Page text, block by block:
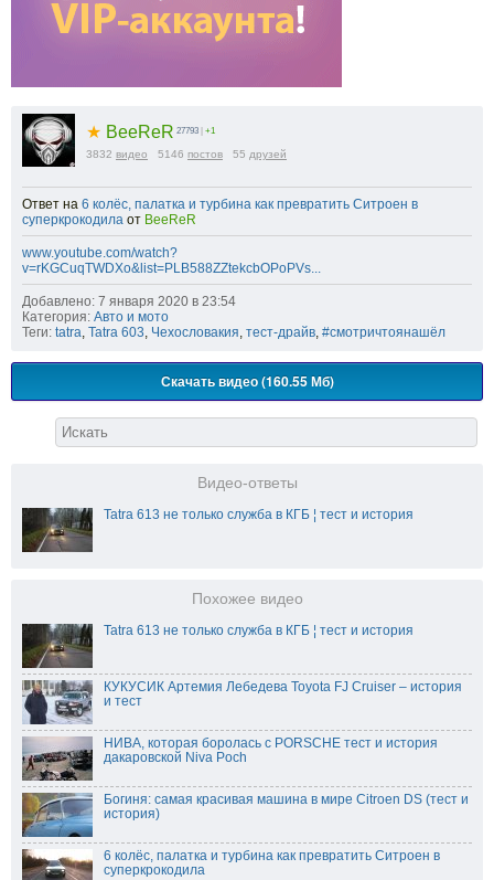
★ BeeReR 27793 +1
3832 видео 5146 постов 55 друзей
Ответ на 6 колёс, палатка и турбина как превратить Ситроен в
суперкрокодила от BeeReR
www.youtube.com/watch?
v=rKGCuqTWDXo&list=PLB588ZZtekcbOPoPVs...
Добавлено: 7 января 2020 в 23:54
Категория: Авто и мото
Теги: tatra, Tatra 603, Чехословакия, тест-драйв, #смотричтоянашёл
Скачать видео (160.55 Мб)
Видео-ответы
Tatra 613 не только служба в КГБ ¦ тест и история
Похожее видео
Tatra 613 не только служба в КГБ ¦ тест и история
КУКУСИК Артемия Лебедева Toyota FJ Cruiser – история
и тест
НИВА, которая боролась с PORSCHE тест и история
дакаровской Niva Poch
Богиня: самая красивая машина в мире Citroen DS (тест и
история)
6 колёс, палатка и турбина как превратить Ситроен в
суперкрокодила